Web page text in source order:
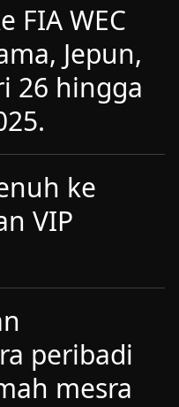
FIA WEC
Jepun,
26 hingga
ke
VIP
peribadi
mesra